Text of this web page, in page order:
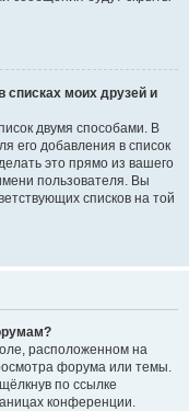
списках моих друзей и
двумя способами. В
его добавления в список
это прямо из вашего
пользователя. Вы
списков на той
расположенном на
форума или темы.
по ссылке
конференции.